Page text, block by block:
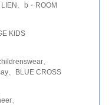
、b・ROOM
KIDS
、
、BLUE CROSS
、